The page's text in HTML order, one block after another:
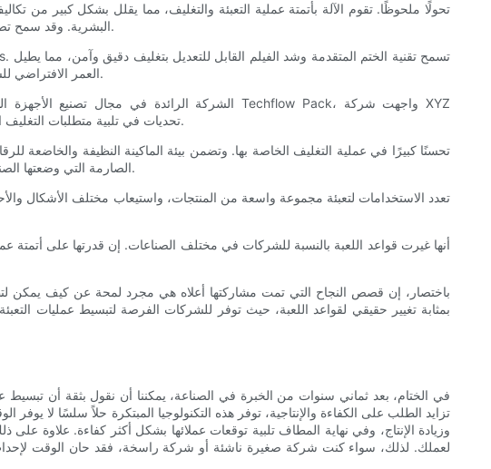
البشرية. وقد سمح تصميمه المدمج وواجهته سهلة الاستخدام بالتكامل السلس مع خط الإنتاج الحالي للشركة، مما أدى إلى إنشاء عملية أكثر انسيابية وكفاءة.
العمر الافتراضي للسلع القابلة للتلف. ولم يؤدي ذلك إلى تعزيز سمعة الشركة من حيث الجودة فحسب، بل أدى أيضًا إلى تقليل الهدر وتحسين رضا العملاء.
Pharmaceuticals تحديات في تلبية متطلبات التغليف الصارمة للصناعة. لم تكن عمليات التعبئة اليدوية تستغرق وقتًا طويلاً فحسب، بل كانت أيضًا عرضة للتلوث والأخطاء.
الصارمة التي وضعتها الصناعة. كما أدى ذلك إلى تحسين سرعة ودقة عملية التعبئة والتغليف، مما أدى إلى تقليل وقت التوقف عن العمل وزيادة الكفاءة الإجمالية.
باختصار، إن قصص النجاح التي تمت مشاركتها أعلاه هي مجرد لمحة عن كيف يمكن
في الختام، بعد ثماني سنوات من الخبرة في الصناعة، يمكننا أن نقول بثقة أن تبسيط
تزايد الطلب على الكفاءة والإنتاجية، توفر هذه التكنولوجيا المبتكرة حلاً سلسًا لا
وزيادة الإنتاج، وفي نهاية المطاف تلبية توقعات عملائها بشكل أكثر كفاءة. علاوة
لعملك. لذلك، سواء كنت شركة صغيرة ناشئة أو شركة راسخة، فقد حان الوقت لإحداث